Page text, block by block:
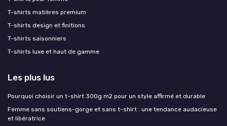
T-shirts matières premium
T-shirts design et finitions
T-shirts saisonniers
T-shirts luxe et haut de gamme
Les plus lus
Pourquoi choisir un t-shirt 300g m2 pour un style affirmé et durable
Femme sans soutiens-gorge et sans t-shirt : une tendance audacieuse
et libératrice